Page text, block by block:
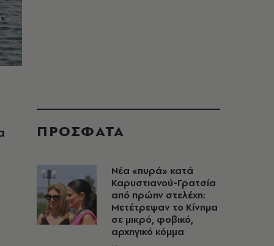
ΠΡΟΣΦΑΤΑ
Νέα «πυρά» κατά
Καρυστιανού-Γρατσία
από πρώην στελέχη:
Μετέτρεψαν το Κίνημα
σε μικρό, φοβικό,
αρχηγικό κόμμα